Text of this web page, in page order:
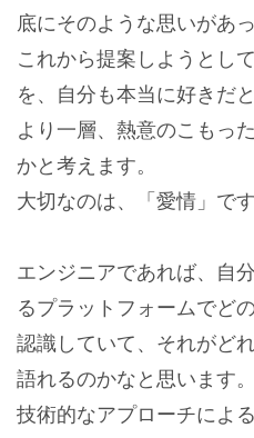
底にそのような思いがあっ
これから提案しようとし
を、自分も本当に好きだ
より一層、熱意のこもっ
かと考えます。
大切なのは、「愛情」です
エンジニアであれば、自
るプラットフォームでど
認識していて、それがど
語れるのかなと思います。
技術的なアプローチによ